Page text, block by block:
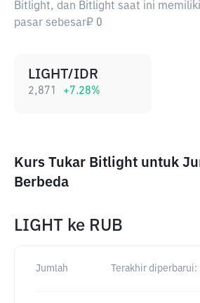
Bitlight, dan Bitlight saat ini
pasar sebesar₽ 0
LIGHT/IDR
2,871 +7.28%
Kurs Tukar Bitlight untuk
Berbeda
LIGHT ke RUB
Jumlah Terakhir diperbarui: